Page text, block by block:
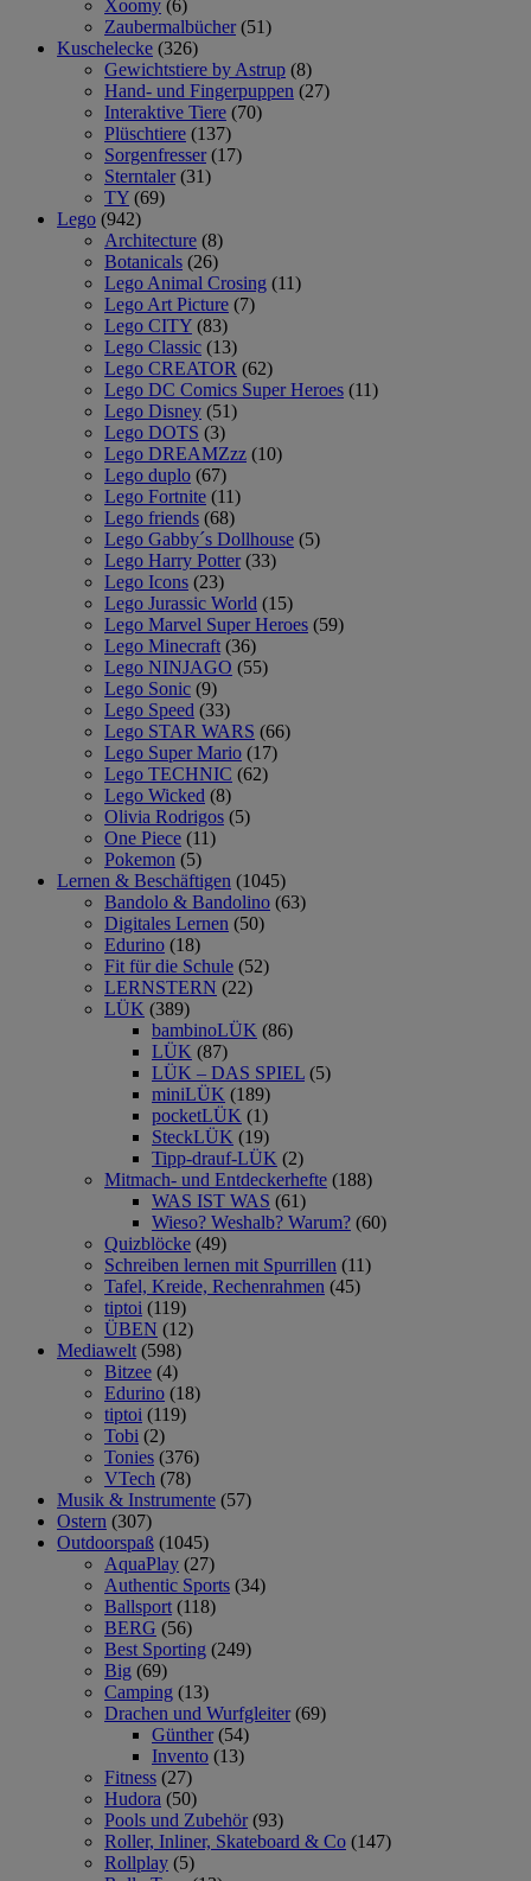
Xoomy (6)
Zaubermalbücher (51)
Kuschelecke (326)
Gewichtstiere by Astrup (8)
Hand- und Fingerpuppen (27)
Interaktive Tiere (70)
Plüschtiere (137)
Sorgenfresser (17)
Sterntaler (31)
TY (69)
Lego (942)
Architecture (8)
Botanicals (26)
Lego Animal Crosing (11)
Lego Art Picture (7)
Lego CITY (83)
Lego Classic (13)
Lego CREATOR (62)
Lego DC Comics Super Heroes (11)
Lego Disney (51)
Lego DOTS (3)
Lego DREAMZzz (10)
Lego duplo (67)
Lego Fortnite (11)
Lego friends (68)
Lego Gabby´s Dollhouse (5)
Lego Harry Potter (33)
Lego Icons (23)
Lego Jurassic World (15)
Lego Marvel Super Heroes (59)
Lego Minecraft (36)
Lego NINJAGO (55)
Lego Sonic (9)
Lego Speed (33)
Lego STAR WARS (66)
Lego Super Mario (17)
Lego TECHNIC (62)
Lego Wicked (8)
Olivia Rodrigos (5)
One Piece (11)
Pokemon (5)
Lernen & Beschäftigen (1045)
Bandolo & Bandolino (63)
Digitales Lernen (50)
Edurino (18)
Fit für die Schule (52)
LERNSTERN (22)
LÜK (389)
bambinoLÜK (86)
LÜK (87)
LÜK – DAS SPIEL (5)
miniLÜK (189)
pocketLÜK (1)
SteckLÜK (19)
Tipp-drauf-LÜK (2)
Mitmach- und Entdeckerhefte (188)
WAS IST WAS (61)
Wieso? Weshalb? Warum? (60)
Quizblöcke (49)
Schreiben lernen mit Spurrillen (11)
Tafel, Kreide, Rechenrahmen (45)
tiptoi (119)
ÜBEN (12)
Mediawelt (598)
Bitzee (4)
Edurino (18)
tiptoi (119)
Tobi (2)
Tonies (376)
VTech (78)
Musik & Instrumente (57)
Ostern (307)
Outdoorspaß (1045)
AquaPlay (27)
Authentic Sports (34)
Ballsport (118)
BERG (56)
Best Sporting (249)
Big (69)
Camping (13)
Drachen und Wurfgleiter (69)
Günther (54)
Invento (13)
Fitness (27)
Hudora (50)
Pools und Zubehör (93)
Roller, Inliner, Skateboard & Co (147)
Rollplay (5)